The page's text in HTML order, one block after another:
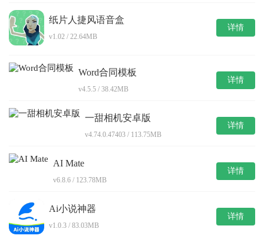
纸片人捷风语音盒
v1.02 / 22.64MB
详情
Word合同模板
v4.5.5 / 38.42MB
详情
一甜相机安卓版
v4.74.0.47403 / 113.75MB
详情
AI Mate
v6.8.6 / 123.78MB
详情
Ai小说神器
v1.0.3 / 83.03MB
详情